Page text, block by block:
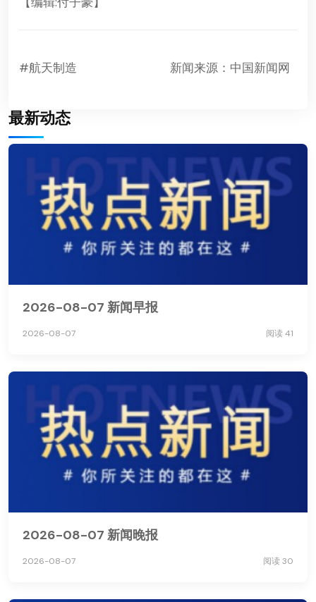
#航天制造 新闻来源：中国新闻网
最新动态
2026-08-07 新闻早报
2026-08-07 阅读 41
2026-08-07 新闻晚报
2026-08-07 阅读 30